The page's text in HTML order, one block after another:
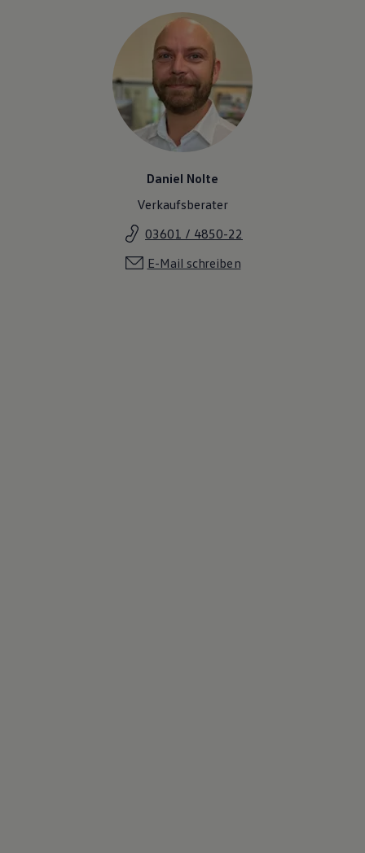
Daniel Nolte
Verkaufsberater
03601 / 4850-22
E-Mail schreiben